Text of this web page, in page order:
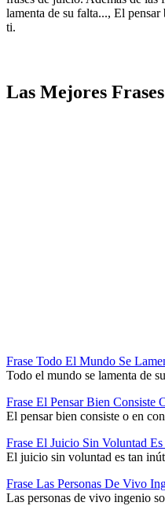
lamenta de su falta..., El
ti.
Las Mejores
Frase Todo El Mundo Se
Todo el mundo se lamenta de
Frase El Pensar Bien Consiste
El pensar bien consiste o en
Frase El Juicio Sin Voluntad
El juicio sin voluntad es tan
Frase Las Personas De Vivo
Las personas de vivo ingenio